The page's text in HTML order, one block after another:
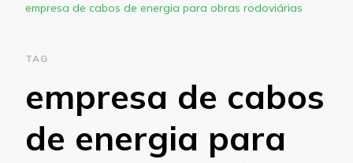
empresa de cabos de energia para obras rodoviárias
TAG
empresa de cabos
de energia para